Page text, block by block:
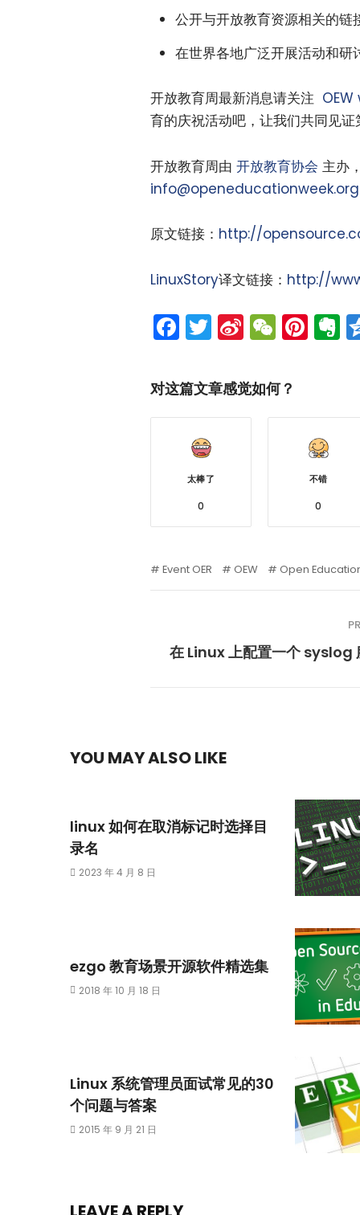
公开与开放教育资源相关的链
在世界各地广泛开展活动和研
开放教育周最新消息请关注
育的庆祝活动吧，让我们共同见
开放教育周由 开放教育协会 主办
info@openeducationweek.org
原文链接： http://
LinuxStory译文链接： http://
Facebook
Twitter
Sina
Weibo
对这篇文章感觉如何？
太棒了
0
不错
0
Event OER OEW Open
在 Linux 上配置一个 syslog
YOU MAY ALSO LIKE
linux 如何在取消标记时选择目
录名
2023 年 4 月 8 日
ezgo 教育场景开源软件精选集
2018 年 10 月 18 日
Linux 系统管理员面试常见的30
个问题与答案
2015 年 9 月 21 日